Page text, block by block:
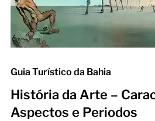
Guia Turístico da Bahia
História da Arte –
Aspectos e Periodos